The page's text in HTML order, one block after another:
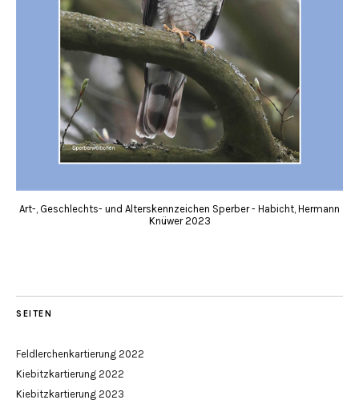
Art-, Geschlechts- und Alterskennzeichen Sperber - Habicht, Hermann
Knüwer 2023
SEITEN
Feldlerchenkartierung 2022
Kiebitzkartierung 2022
Kiebitzkartierung 2023